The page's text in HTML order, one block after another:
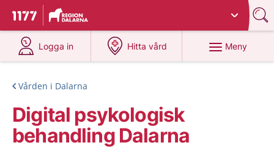
Till startsidan för 1177
Du har valt region
Logga in
på 1177.se
Hitta vård
på 1177.se
Meny
Vården i Dalarna
Digital psykologisk
behandling Dalarna